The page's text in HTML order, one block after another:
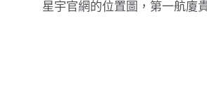
星宇官網的位置圖，第一航廈